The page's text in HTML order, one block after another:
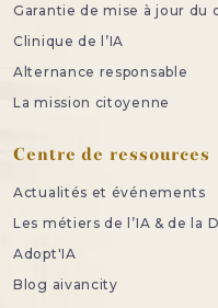
Garantie de mise à jour du
Clinique de l’IA
Alternance responsable
La mission citoyenne
Centre de ressources
Actualités et événements
Les métiers de l’IA & de la
Adopt'IA
Blog aivancity